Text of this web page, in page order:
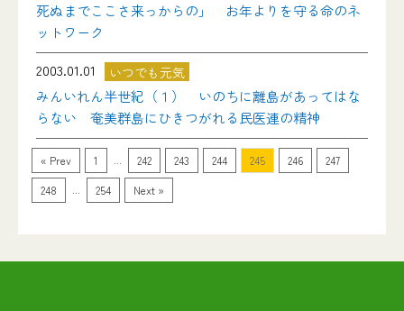
死ぬまでここさ来っからの」 お年よりを守る命のネ
ットワーク
2003.01.01
いつでも元気
みんいれん半世紀（１） いのちに離島があってはな
らない 奄美群島にひきつがれる民医連の精神
« Prev 1 242 243 244 245 246
247
248
254 Next »